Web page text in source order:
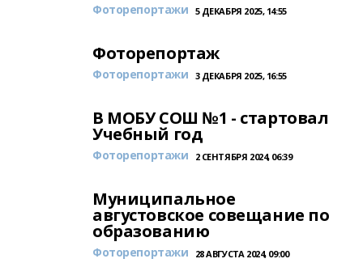
Фоторепортажи 5 ДЕКАБРЯ 2025, 14:55
Фоторепортаж
Фоторепортажи 3 ДЕКАБРЯ 2025, 16:55
В МОБУ СОШ №1 - стартовал
Учебный год
Фоторепортажи 2 СЕНТЯБРЯ 2024, 06:39
Муниципальное
августовское совещание по
образованию
Фоторепортажи 28 АВГУСТА 2024, 09:00